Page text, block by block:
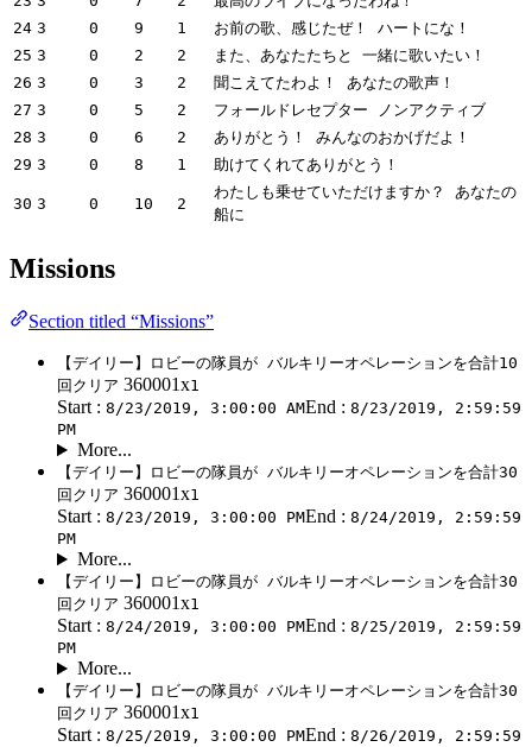
24 3 0 9 1
お前の歌、感じたぜ！ ハートにな！
25 3 0 2 2
また、あなたたちと 一緒に歌いたい！
26 3 0 3 2
聞こえてたわよ！ あなたの歌声！
27 3 0 5 2
フォールドレセプター ノンアクティブ
28 3 0 6 2
ありがとう！ みんなのおかげだよ！
29 3 0 8 1 助けてくれてありがとう！
30 3 0 10 2
わたしも乗せていただけますか？ あなたの
船に
Missions
Section titled “Missions”
【デイリー】ロビーの隊員が バルキリーオペレーションを合計10
回クリア 360001x1
Start : 8/23/2019, 3:00:00 AMEnd : 8/23/2019, 2:59:59
PM
More...
【デイリー】ロビーの隊員が バルキリーオペレーションを合計30
回クリア 360001x1
Start : 8/23/2019, 3:00:00 PMEnd : 8/24/2019, 2:59:59
PM
More...
【デイリー】ロビーの隊員が バルキリーオペレーションを合計30
回クリア 360001x1
Start : 8/24/2019, 3:00:00 PMEnd : 8/25/2019, 2:59:59
PM
More...
【デイリー】ロビーの隊員が バルキリーオペレーションを合計30
回クリア 360001x1
Start : 8/25/2019, 3:00:00 PMEnd : 8/26/2019, 2:59:59